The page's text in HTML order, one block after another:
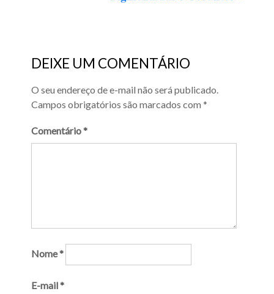
DEIXE UM COMENTÁRIO
O seu endereço de e-mail não será publicado.
Campos obrigatórios são marcados com *
Comentário*
Nome*
E-mail*